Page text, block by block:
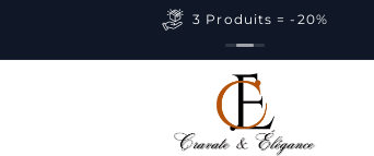
3 Produits = -20%